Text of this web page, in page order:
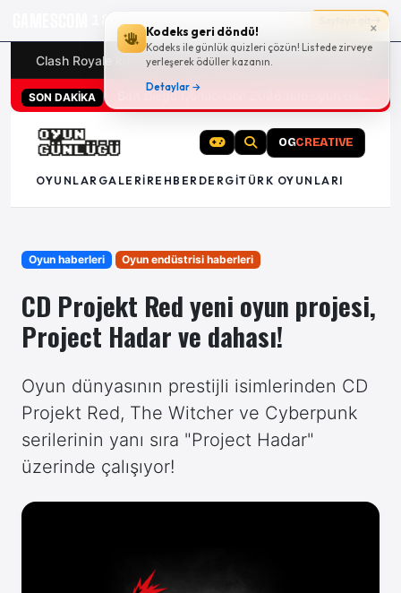
×
Kodeks geri döndü!
Kodeks ile günlük quizleri çözün! Listede zirveye
yerleşerek ödüller kazanın.
Detaylar →
18g 20:55:09
Clash Royale kodları Türk oyunları (PC ve konsollar) -
SON DAKİKA
OGCREATIVE
OYUNLAR GALERI REHBER DERGITÜRK OYUNLARI
Oyun haberleri Oyun endüstrisi haberleri
CD Projekt Red yeni oyun projesi,
Project Hadar ve dahası!
Oyun dünyasının prestijli isimlerinden CD
Projekt Red, The Witcher ve Cyberpunk
serilerinin yanı sıra "Project Hadar"
üzerinde çalışıyor!